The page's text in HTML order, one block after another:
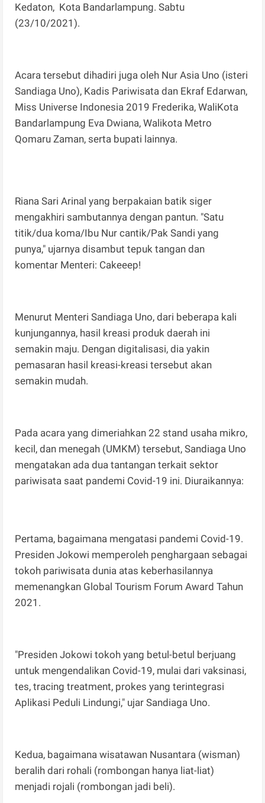
Kedaton, Kota Bandarlampung. Sabtu
(23/10/2021).
Acara tersebut dihadiri juga oleh Nur Asia Uno (isteri
Sandiaga Uno), Kadis Pariwisata dan Ekraf Edarwan,
Miss Universe Indonesia 2019 Frederika, WaliKota
Bandarlampung Eva Dwiana, Walikota Metro
Qomaru Zaman, serta bupati lainnya.
Riana Sari Arinal yang berpakaian batik siger
mengakhiri sambutannya dengan pantun. "Satu
titik/dua koma/Ibu Nur cantik/Pak Sandi yang
punya," ujarnya disambut tepuk tangan dan
komentar Menteri: Cakeeep!
Menurut Menteri Sandiaga Uno, dari beberapa kali
kunjungannya, hasil kreasi produk daerah ini
semakin maju. Dengan digitalisasi, dia yakin
pemasaran hasil kreasi-kreasi tersebut akan
semakin mudah.
Pada acara yang dimeriahkan 22 stand usaha mikro,
kecil, dan menegah (UMKM) tersebut, Sandiaga Uno
mengatakan ada dua tantangan terkait sektor
pariwisata saat pandemi Covid-19 ini. Diuraikannya:
Pertama, bagaimana mengatasi pandemi Covid-19.
Presiden Jokowi memperoleh penghargaan sebagai
tokoh pariwisata dunia atas keberhasilannya
memenangkan Global Tourism Forum Award Tahun
2021.
"Presiden Jokowi tokoh yang betul-betul berjuang
untuk mengendalikan Covid-19, mulai dari vaksinasi,
tes, tracing treatment, prokes yang terintegrasi
Aplikasi Peduli Lindungi," ujar Sandiaga Uno.
Kedua, bagaimana wisatawan Nusantara (wisman)
beralih dari rohali (rombongan hanya liat-liat)
menjadi rojali (rombongan jadi beli).